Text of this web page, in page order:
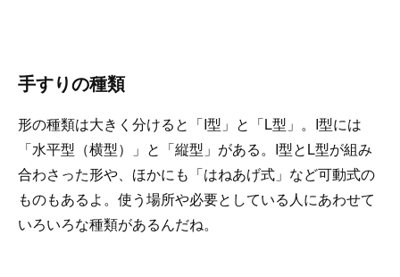
手すりの種類
形の種類は大きく分けると「I型」と「L型」。I型には
「水平型（横型）」と「縦型」がある。I型とL型が組み
合わさった形や、ほかにも「はねあげ式」など可動式の
ものもあるよ。使う場所や必要としている人にあわせて
いろいろな種類があるんだね。